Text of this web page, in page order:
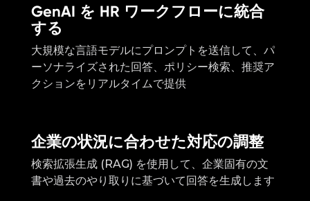
GenAI を HR ワークフローに統合
する
大規模な言語モデルにプロンプトを送信して、パ
ーソナライズされた回答、ポリシー検索、推奨ア
クションをリアルタイムで提供
企業の状況に合わせた対応の調整
検索拡張生成 (RAG) を使用して、企業固有の文
書や過去のやり取りに基づいて回答を生成します